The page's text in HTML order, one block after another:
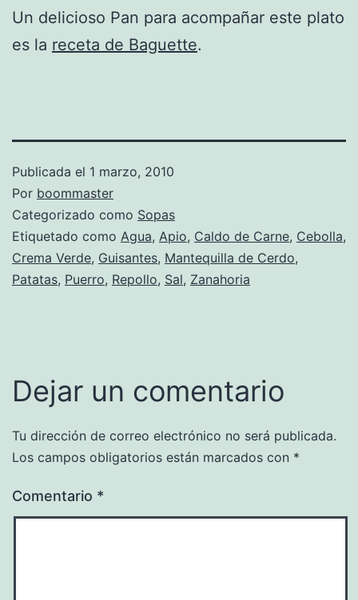
Un delicioso Pan para acompañar este plato
es la receta de Baguette.
Publicada el 1 marzo, 2010
Por boommaster
Categorizado como Sopas
Etiquetado como Agua, Apio, Caldo de Carne, Cebolla,
Crema Verde, Guisantes, Mantequilla de Cerdo,
Patatas, Puerro, Repollo, Sal, Zanahoria
Dejar un comentario
Tu dirección de correo electrónico no será publicada.
Los campos obligatorios están marcados con *
Comentario *